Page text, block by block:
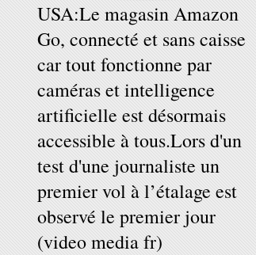
USA:Le magasin Amazon
Go, connecté et sans caisse
car tout fonctionne par
caméras et intelligence
artificielle est désormais
accessible à tous.Lors d'un
test d'une journaliste un
premier vol à l’étalage est
observé le premier jour
(video media fr)